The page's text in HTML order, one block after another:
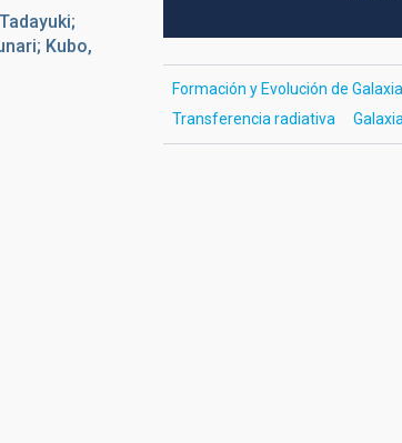
Kubo,
Formación y Evolución de
Transferencia radiativa